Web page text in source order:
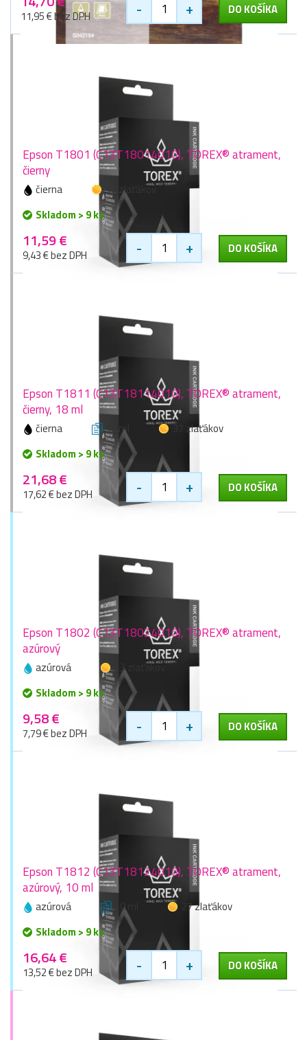
11,95 € bez DPH - + DO KOŠÍKA
Epson T1801 (C13T18014010), TOREX® atrament,
čierny
čierna
17 zlaťákov
Skladom > 9 ks
11,59 €
9,43 € bez DPH - + DO KOŠÍKA
Epson T1811 (C13T18114010), TOREX® atrament,
čierny, 18 ml
čierna 18 ml
37 zlaťákov
Skladom > 9 ks
21,68 €
17,62 € bez DPH - + DO KOŠÍKA
Epson T1802 (C13T18024010), TOREX® atrament,
azúrový
azúrová
13 zlaťákov
Skladom > 9 ks
9,58 €
7,79 € bez DPH - + DO KOŠÍKA
Epson T1812 (C13T18124010), TOREX® atrament,
azúrový, 10 ml
azúrová 10 ml
27 zlaťákov
Skladom > 9 ks
16,64 €
13,52 € bez DPH - + DO KOŠÍKA